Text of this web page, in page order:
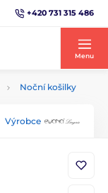
+420 731 315 486
Menu
Noční košilky
Výrobce